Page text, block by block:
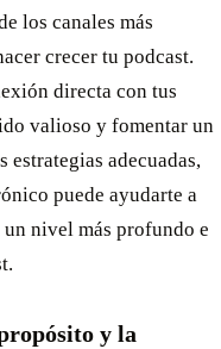
los canales más
crecer tu podcast.
directa con tus
valioso y fomentar un
estrategias adecuadas,
puede ayudarte a
nivel más profundo e
y la